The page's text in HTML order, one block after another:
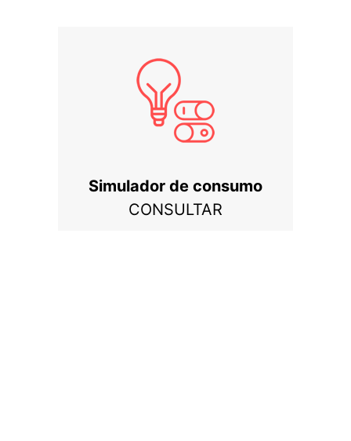
Simulador de consumo
CONSULTAR